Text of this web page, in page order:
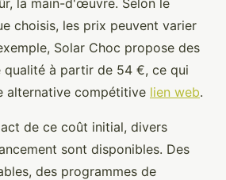
choisis, les prix peuvent varier
Solar Choc propose des
qualité à partir de 54 €, ce qui
alternative compétitive lien web.
de ce coût initial, divers
sont disponibles. Des
des programmes de